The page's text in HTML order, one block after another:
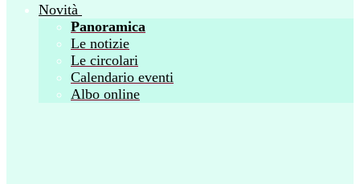
Novità
Panoramica
Le notizie
Le circolari
Calendario eventi
Albo online